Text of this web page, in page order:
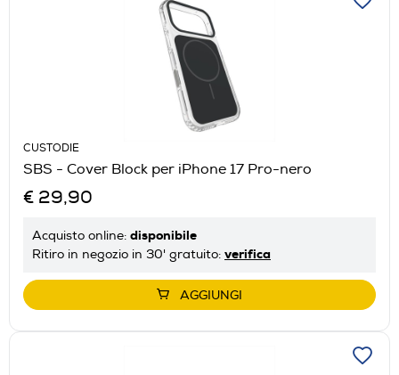
CUSTODIE
SBS - Cover Block per iPhone 17 Pro-nero
€ 29,90
Acquisto online: disponibile
Ritiro in negozio in 30' gratuito: verifica
AGGIUNGI